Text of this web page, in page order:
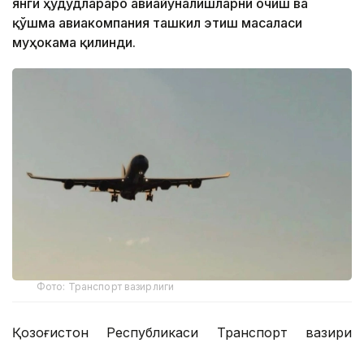
қўшма авиакомпания ташкил этиш масаласи
муҳокама қилинди.
Фото: Транспорт вазирлиги
Қозоғистон Республикаси Транспорт вазири